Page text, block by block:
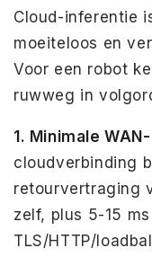
Cloud-inferentie
moeiteloos en
Voor een robot
ruwweg in
1. Minimale
cloudverbinding
retourvertraging
zelf, plus 5-15
TLS/HTTP/